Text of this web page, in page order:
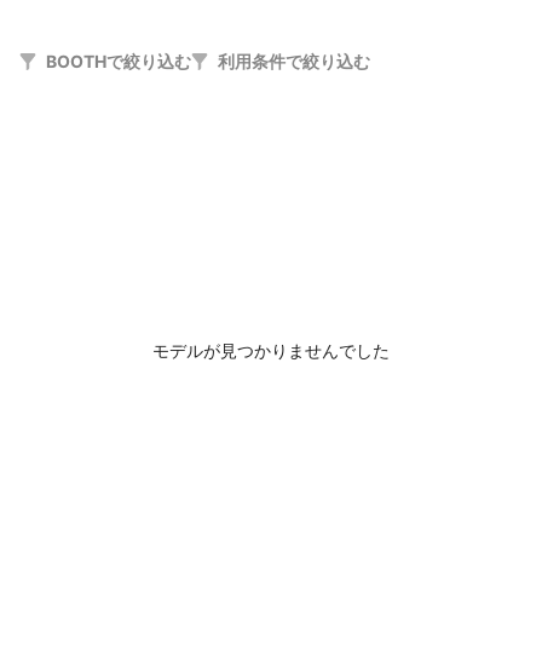
BOOTHで絞り込む 利用条件で絞り込む
モデルが見つかりませんでした